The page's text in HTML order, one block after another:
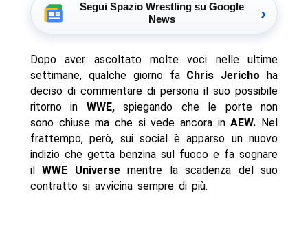
Segui Spazio Wrestling su Google
News
›
Dopo aver ascoltato molte voci nelle ultime
settimane, qualche giorno fa Chris Jericho ha
deciso di commentare di persona il suo possibile
ritorno in WWE,spiegando che le porte non
sono chiuse ma che si vede ancora inAEW. Nel
frattempo, però, sui social è apparso un nuovo
indizio che getta benzina sul fuoco e fa sognare
ilWWE Universementre la scadenza del suo
contratto si avvicina sempre di più.